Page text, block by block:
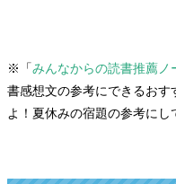
※「みんなからの読書推薦ノ
書感想文の参考にできるお
よ！夏休みの宿題の参考にし